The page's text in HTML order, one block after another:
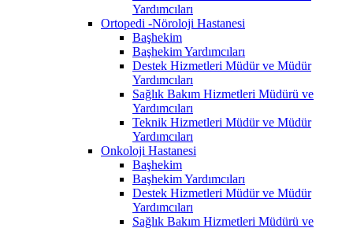
Yardımcıları
Ortopedi -Nöroloji Hastanesi
Başhekim
Başhekim Yardımcıları
Destek Hizmetleri Müdür ve Müdür
Yardımcıları
Sağlık Bakım Hizmetleri Müdürü ve
Yardımcıları
Teknik Hizmetleri Müdür ve Müdür
Yardımcıları
Onkoloji Hastanesi
Başhekim
Başhekim Yardımcıları
Destek Hizmetleri Müdür ve Müdür
Yardımcıları
Sağlık Bakım Hizmetleri Müdürü ve